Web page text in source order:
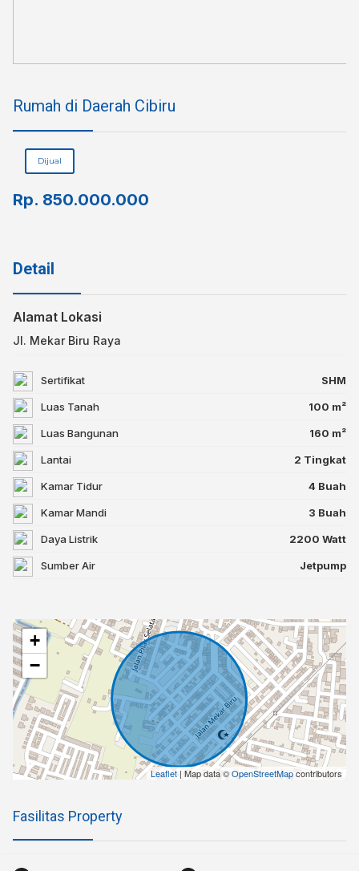
Rumah di Daerah Cibiru
Dijual
Rp. 850.000.000
Detail
Alamat Lokasi
Jl. Mekar Biru Raya⁣
Sertifikat SHM
Luas Tanah 100 m²
Luas Bangunan 160 m²
Lantai 2 Tingkat
Kamar Tidur 4 Buah
Kamar Mandi 3 Buah
Daya Listrik 2200 Watt
Sumber Air Jetpump
+
−
Leaflet| Map data ©OpenStreetMapcontributors
Fasilitas Property